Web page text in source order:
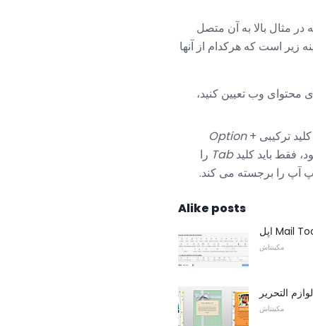
در مثال بالا به آن متصل
زیر است که هرکدام از آنها
محتوای وب تعیین کنید،
ترکیبی Option+
فقط باید کلیدTab را
آپ را برجسته می کند.
Alike posts
مکینتاش
التحریر
مکینتاش